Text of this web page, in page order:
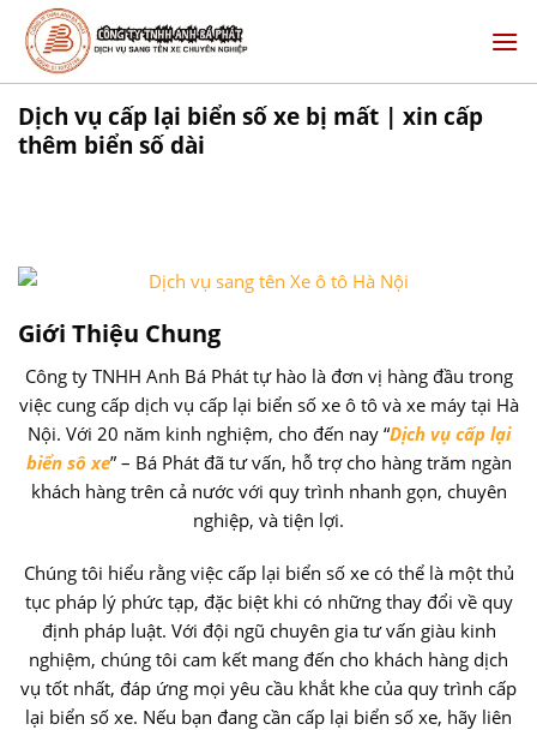
Skip
content
Dịch vụ cấp lại biển số xe bị mất | xin cấp
thêm biển số dài
Giới Thiệu Chung
Công ty TNHH Anh Bá Phát tự hào là đơn vị hàng đầu trong
việc cung cấp dịch vụ cấp lại biển số xe ô tô và xe máy tại Hà
Nội. Với 20 năm kinh nghiệm, cho đến nay “Dịch vụ cấp lại
biển sô xe” – Bá Phát đã tư vấn, hỗ trợ cho hàng trăm ngàn
khách hàng trên cả nước với quy trình nhanh gọn, chuyên
nghiệp, và tiện lợi.
Chúng tôi hiểu rằng việc cấp lại biển số xe có thể là một thủ
tục pháp lý phức tạp, đặc biệt khi có những thay đổi về quy
định pháp luật. Với đội ngũ chuyên gia tư vấn giàu kinh
nghiệm, chúng tôi cam kết mang đến cho khách hàng dịch
vụ tốt nhất, đáp ứng mọi yêu cầu khắt khe của quy trình cấp
lại biển số xe. Nếu bạn đang cần cấp lại biển số xe, hãy liên